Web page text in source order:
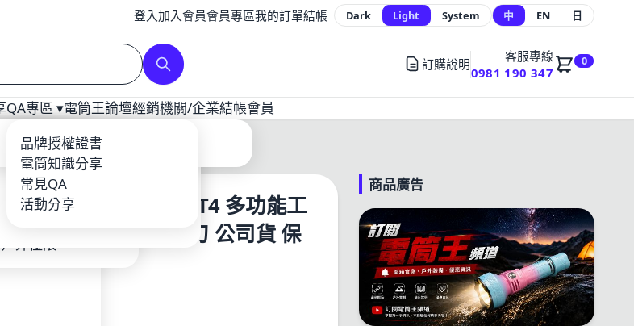
登入加入會員會員專區我的訂單結帳 Dark Light System 中 EN 日
訂購說明
客服專線
0981 190 347
0
品牌
品
功能工具-EDC
外極限
充電器
電筒套/手繩
鋰電池/充電器
龍虎鳳越野
QA專區 ▾
品牌授權證書
電筒知識分享
常見QA
活動分享
電筒王論壇經銷機關/企業結帳會員
國 Leatherman FREE T4 多功能工
刀 #832686 不鏽鋼主刃 公司貨 保
年
商品廣告